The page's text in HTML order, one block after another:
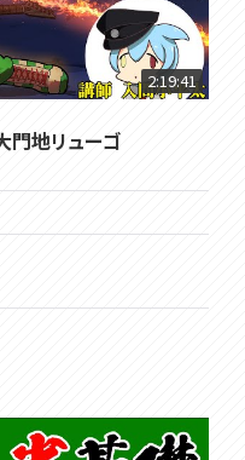
2:19:41
門地リューゴ